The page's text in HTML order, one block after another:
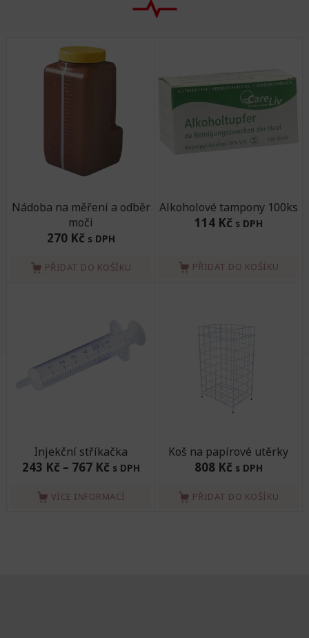
Nádoba na měření a odběr
moči
270 Kč s DPH
PŘIDAT DO KOŠÍKU
Alkoholové tampony 100ks
114 Kč s DPH
PŘIDAT DO KOŠÍKU
Injekční stříkačka
243 Kč– 767 Kč s DPH
VÍCE INFORMACÍ
Koš na papírové utěrky
808 Kč s DPH
PŘIDAT DO KOŠÍKU